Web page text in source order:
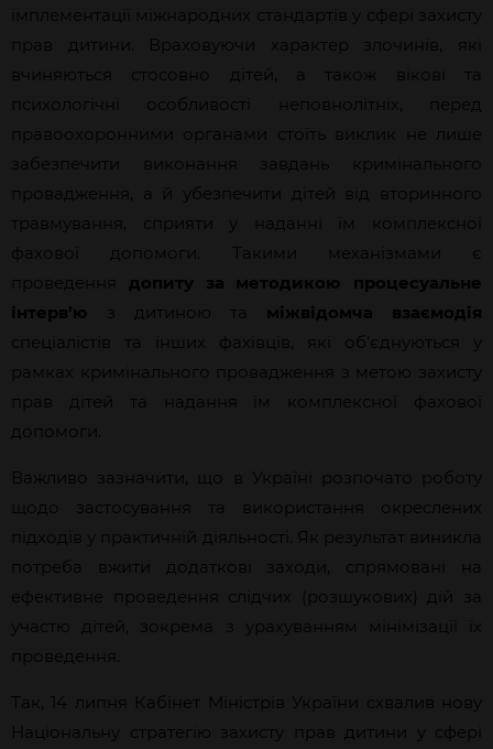
імплементації міжнародних стандартів у сфері захисту
прав дитини. Враховуючи характер злочинів, які
вчиняються стосовно дітей, а також вікові та
психологічні особливості неповнолітніх, перед
правоохоронними органами стоїть виклик не лише
забезпечити виконання завдань кримінального
провадження, а й убезпечити дітей від вторинного
травмування, сприяти у наданні їм комплексної
фахової допомоги. Такими механізмами є
проведення допиту за методикою процесуальне
інтерв’ю
з дитиною та
міжвідомча взаємодія
спеціалістів та інших фахівців, які об’єднуються у
рамках кримінального провадження з метою захисту
прав дітей та надання їм комплексної фахової
допомоги.
Важливо зазначити, що в Україні розпочато роботу
щодо застосування та використання окреслених
підходів у практичній діяльності. Як результат виникла
потреба вжити додаткові заходи, спрямовані на
ефективне проведення слідчих (розшукових) дій за
участю дітей, зокрема з урахуванням мінімізації їх
проведення.
Так, 14 липня Кабінет Міністрів України схвалив нову
Національну стратегію захисту прав дитини у сфері